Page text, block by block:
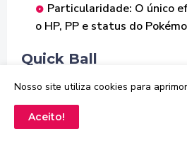
Particularidade: O único
o HP, PP e status do
Quick Ball
Nosso site utiliza cookies para
Aceito!